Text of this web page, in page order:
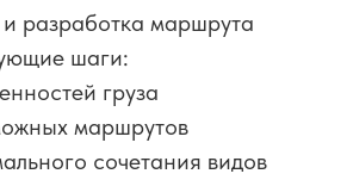
разработка маршрута
шаги:
груза
маршрутов
сочетания видов